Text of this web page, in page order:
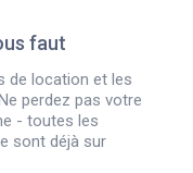
faut
de location et les
perdez pas votre
- toutes les
sont déjà sur